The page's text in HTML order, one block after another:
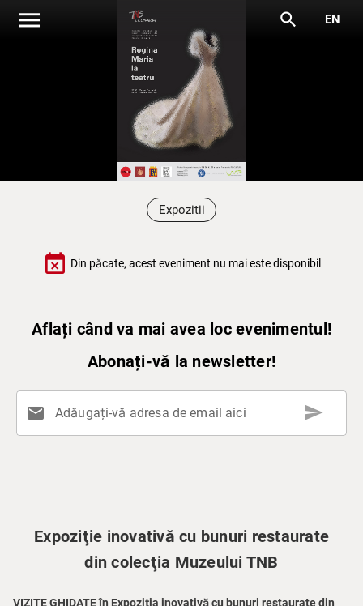
menu search EN
Expozitii
event_busy Din păcate, acest eveniment nu mai este disponibil
Aflați când va mai avea loc evenimentul!
Abonați-vă la newsletter!
mail Adăugați-vă adresa de email aici send
Expoziţie inovativă cu bunuri restaurate
din colecţia Muzeului TNB
VIZITE GHIDATE în Expoziția inovativă cu bunuri restaurate din